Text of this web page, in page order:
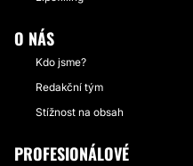
O NÁS
Kdo jsme?
Redakční tým
Stížnost na obsah
PROFESIONÁLOVÉ